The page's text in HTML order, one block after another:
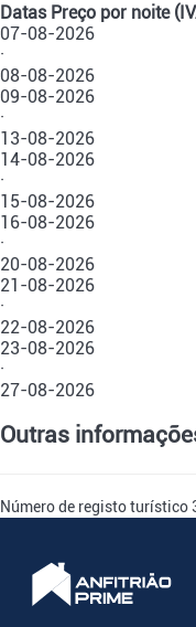
Datas Preço por noite
07-08-2026
·
08-08-2026
09-08-2026
·
13-08-2026
14-08-2026
·
15-08-2026
16-08-2026
·
20-08-2026
21-08-2026
·
22-08-2026
23-08-2026
·
27-08-2026
Outras
Número de registo turístico